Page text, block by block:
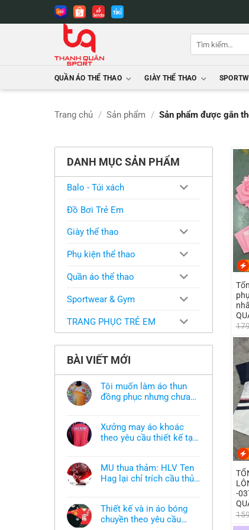
Tìm
QUẦN ÁO THỂ THAO GIÀY THỂ THAO
Trang chủ / Sản phẩm / Sản phẩm được gắn
DANH MỤC SẢN PHẨM
Balo - Túi xách
Đồ Bơi Trẻ Em
Giày thể thao
Phụ kiện thể thao
Quần áo thể thao
Sportwear & Gym
TRANG PHỤC TRẺ EM
BÀI VIẾT MỚI
Tôi muốn làm áo thun
đồng phục nhưng chưa
bình
luận
ở
áo
thun
đồng
có
mẫu
thì
Xưởng may áo khoác
theo yêu cầu thiết kế tại
bình
luận
ở
Xưởng
khoác
theo
yêu
MU thua thảm: HLV Ten
Hag lại chỉ trích cầu thủ,
bình
luận
ở
Thiết kế và in áo bóng
chuyền theo yêu cầu
-